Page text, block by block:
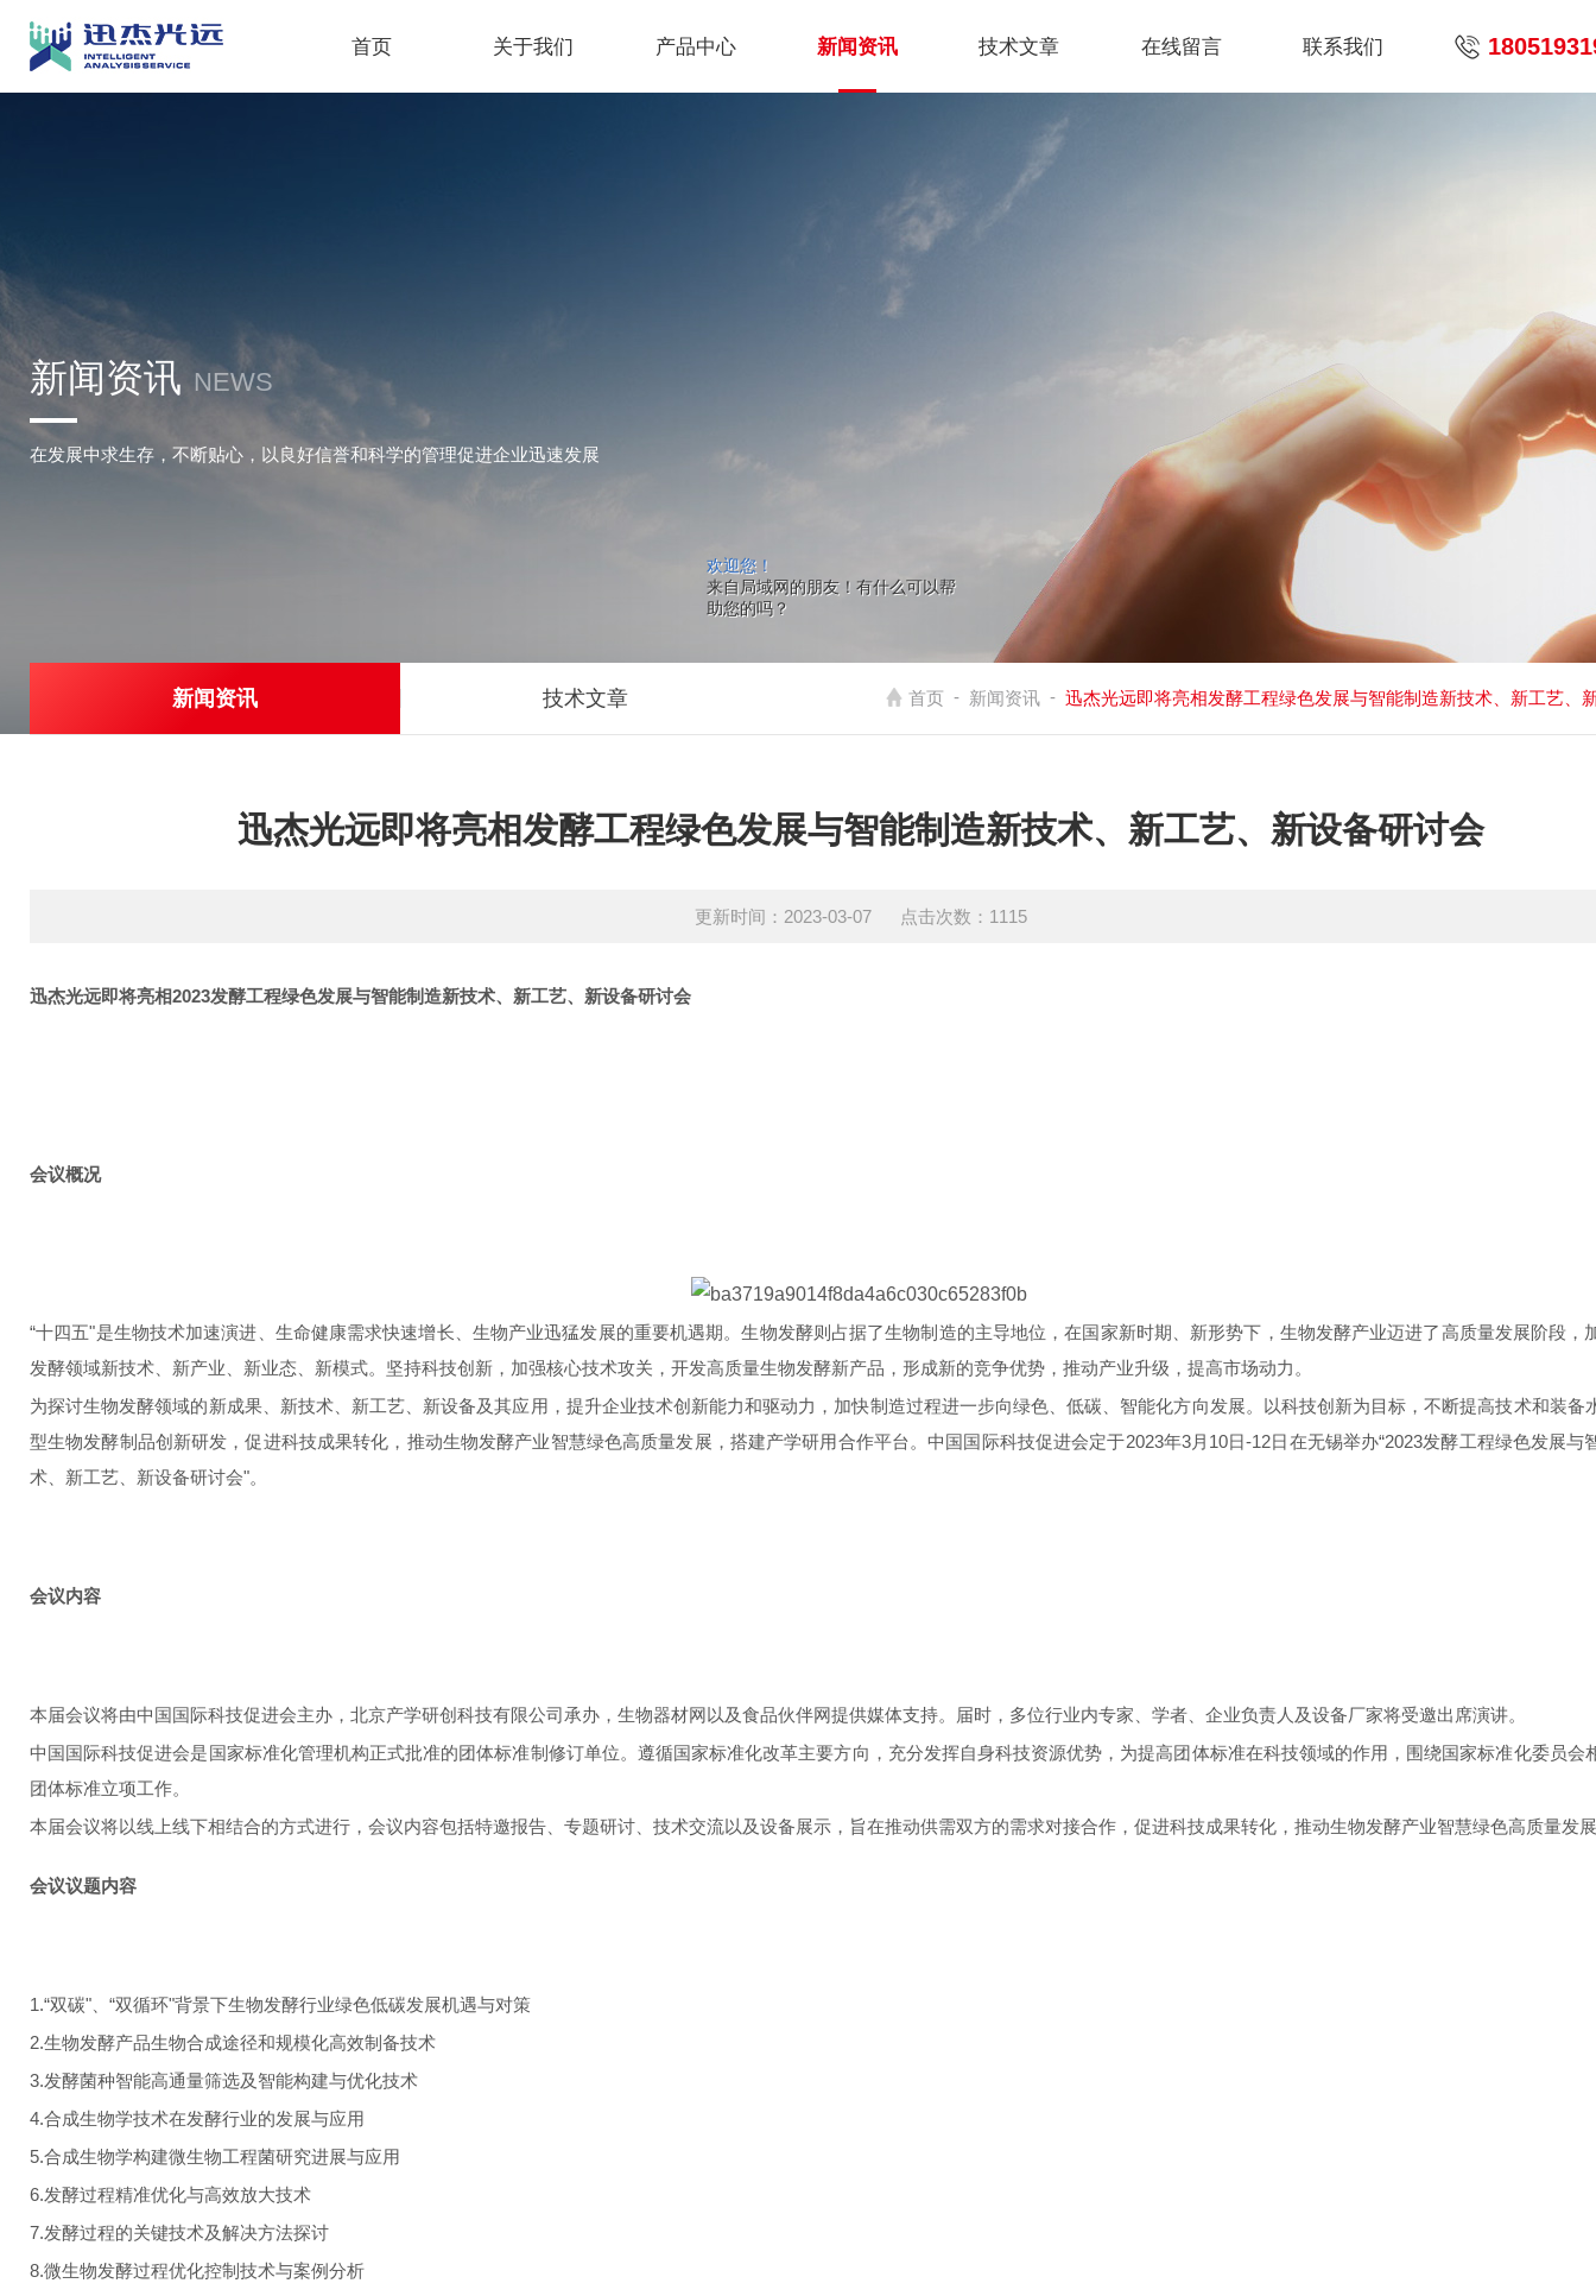
欢迎您！
来自局域网的朋友！有什么可以帮
助您的吗？
首页 关于我们 产品中心 新闻资讯 技术文章 在线留言 联系我们
新闻资讯 NEWS
在发展中求生存，不断贴心，以良好信誉和科学的管理促进企业迅速发展
首页 - 新闻资讯 - 迅杰光远即将亮相发酵工程绿色发展与智能制造新技术、新工艺、新设备
新闻资讯 技术文章
迅杰光远即将亮相发酵工程绿色发展与智能制造新技术、新工艺、新设备研讨会
更新时间：2023-03-07 点击次数：1115
迅杰光远即将亮相2023发酵工程绿色发展与智能制造新技术、新工艺、新设备研讨会
会议概况
“十四五"是生物技术加速演进、生命健康需求快速增长、生物产业迅猛发展的重要机遇期。生物发酵则占据了生物制造的主导地位，在国家新时期、新形势下，生物发酵产业迈进了高质量发展阶段，
发酵领域新技术、新产业、新业态、新模式。坚持科技创新，加强核心技术攻关，开发高质量生物发酵新产品，形成新的竞争优势，推动产业升级，提高市场动力。
为探讨生物发酵领域的新成果、新技术、新工艺、新设备及其应用，提升企业技术创新能力和驱动力，加快制造过程进一步向绿色、低碳、智能化方向发展。以科技创新为目标 ，不断提高技术和装备
型生物发酵制品创新研发，促进科技成果转化，推动生物发酵产业智慧绿色高质量发展，搭建产学研用合作平台。中国国际科技促进会定于2023年3月10日-12日在无锡举办“2023发酵工程绿色发展与
术、新工艺、新设备研讨会"。
会议内容
本届会议将由中国国际科技促进会主办，北京产学研创科技有限公司承办，生物器材网以及食品伙伴网提供媒体支持。届时，多位行业内专家、学者、企业负责人及设备厂家将受邀出席演讲。
中国国际科技促进会是国家标准化管理机构正式批准的团体标准制修订单位。 遵循国家标准化改革主要方向，充分发挥自身科技资源优势，为提高团体标准在科技领域的作用，围绕国家标准化委员会
团体标准立项工作。
本届会议将以线上线下相结合的方式进行，会议内容包括特邀报告、专题研讨、技术交流以及设备展示，旨在推动供需双方的需求对接合作，促进科技成果转化，推动生物发酵产业智慧绿色高质量发
会议议题内容
1.“双碳"、“双循环"背景下生物发酵行业绿色低碳发展机遇与对策
2.生物发酵产品生物合成途径和规模化高效制备技术
3.发酵菌种智能高通量筛选及智能构建与优化技术
4.合成生物学技术在发酵行业的发展与应用
5.合成生物学构建微生物工程菌研究进展与应用
6.发酵过程精准优化与高效放大技术
7.发酵过程的关键技术及解决方法探讨
8.微生物发酵过程优化控制技术与案例分析